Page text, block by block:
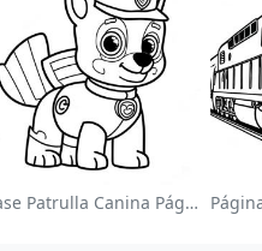
Chase Patrulla Canina Página Para Colorear